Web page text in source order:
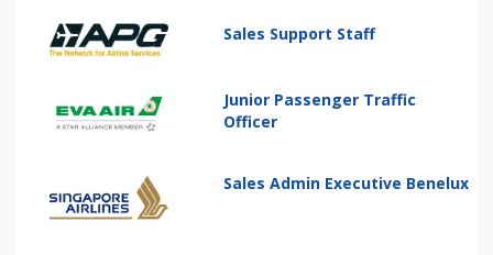
Sales Support Staff
Junior Passenger Traffic
Officer
Sales Admin Executive Benelux